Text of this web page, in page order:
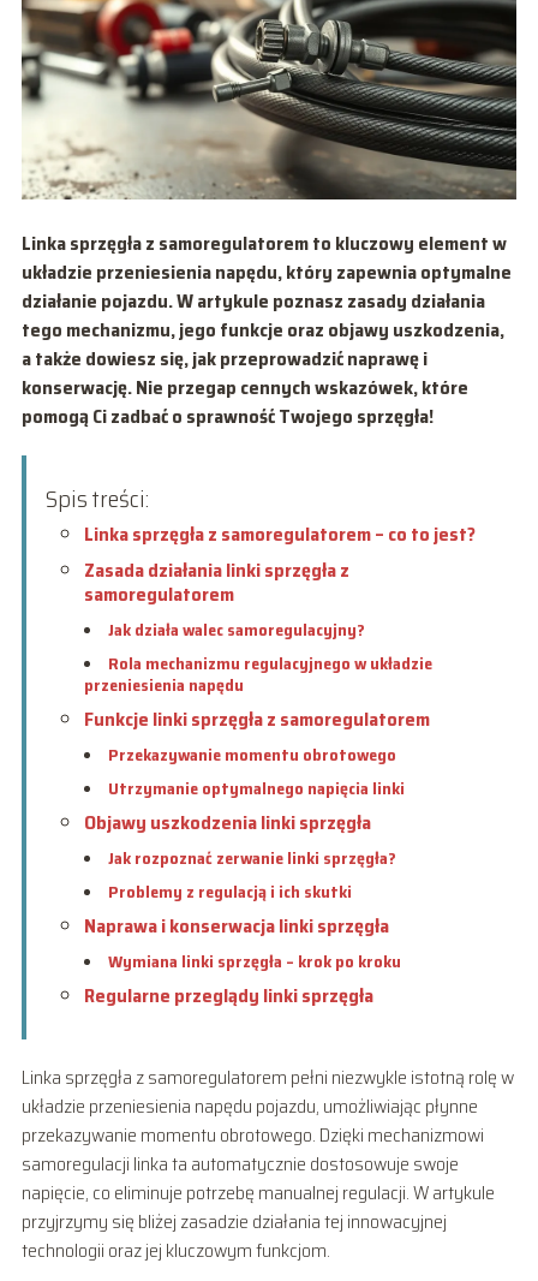
Linka sprzęgła z samoregulatorem to kluczowy element w
układzie przeniesienia napędu, który zapewnia optymalne
działanie pojazdu. W artykule poznasz zasady działania
tego mechanizmu, jego funkcje oraz objawy uszkodzenia,
a także dowiesz się, jak przeprowadzić naprawę i
konserwację. Nie przegap cennych wskazówek, które
pomogą Ci zadbać o sprawność Twojego sprzęgła!
Spis treści:
Linka sprzęgła z samoregulatorem – co to jest?
Zasada działania linki sprzęgła z
samoregulatorem
Jak działa walec samoregulacyjny?
Rola mechanizmu regulacyjnego w układzie
przeniesienia napędu
Funkcje linki sprzęgła z samoregulatorem
Przekazywanie momentu obrotowego
Utrzymanie optymalnego napięcia linki
Objawy uszkodzenia linki sprzęgła
Jak rozpoznać zerwanie linki sprzęgła?
Problemy z regulacją i ich skutki
Naprawa i konserwacja linki sprzęgła
Wymiana linki sprzęgła – krok po kroku
Regularne przeglądy linki sprzęgła
Linka sprzęgła z samoregulatorem pełni niezwykle istotną rolę w
układzie przeniesienia napędu pojazdu, umożliwiając płynne
przekazywanie momentu obrotowego. Dzięki mechanizmowi
samoregulacji linka ta automatycznie dostosowuje swoje
napięcie, co eliminuje potrzebę manualnej regulacji. W artykule
przyjrzymy się bliżej zasadzie działania tej innowacyjnej
technologii oraz jej kluczowym funkcjom.